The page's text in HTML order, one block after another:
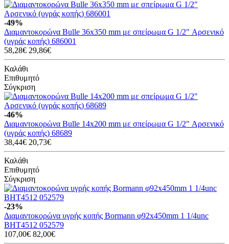
-49%
Διαμαντοκορώνα Bulle 36x350 mm με σπείρωμα G 1/2" Αρσενικό
(υγράς κοπής) 686001
58,28€ 29,86€
Καλάθι
Επιθυμητό
Σύγκριση
-46%
Διαμαντοκορώνα Bulle 14x200 mm με σπείρωμα G 1/2" Αρσενικό
(υγράς κοπής) 68689
38,44€ 20,73€
Καλάθι
Επιθυμητό
Σύγκριση
-23%
Διαμαντοκορώνα υγρής κοπής Bormann φ92x450mm 1 1/4unc
BHT4512 052579
107,00€ 82,00€